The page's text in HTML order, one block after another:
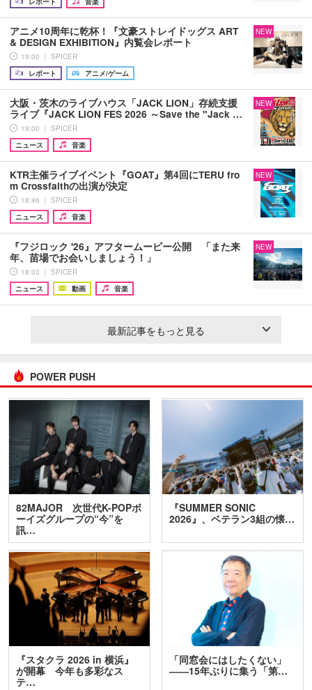
アニメ10周年に乾杯！『文豪ストレイドッグス ART
& DESIGN EXHIBITION』内覧会レポート
19:00 ｜ SPICER
レポート
アニメ/ゲーム
NEW
大阪・茨木のライブハウス「JACK LION」存続支援
ライブ『JACK LION FES 2026 ～Save the "Jack …
19:00 ｜ SPICER
ニュース
音楽
NEW
KTR主催ライブイベント『GOAT』第4回にTERU fro
m Crossfaithの出演が決定
18:46 ｜ SPICER
ニュース
音楽
NEW
『フジロック '26』アフタームービー公開 「また来
年、苗場でお会いしましょう！」
18:03 ｜ SPICER
ニュース
動画 音楽
NEW
最新記事をもっと見る
POWER PUSH
82MAJOR 次世代K-POPボ
ーイズグループの“今”を
訊…
『SUMMER SONIC
2026』、ベテラン3組の懐…
『スタクラ 2026 in 横浜』
が開幕 今年も多彩なス
テ…
「同窓会にはしたくない」
――15年ぶりに集う「第…